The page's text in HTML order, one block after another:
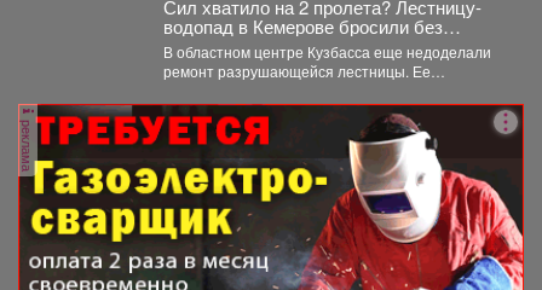
Сил хватило на 2 пролета? Лестницу-
водопад в Кемерове бросили без
ремонта
В областном центре Кузбасса еще недоделали
ремонт разрушающейся лестницы. Ее
реклама